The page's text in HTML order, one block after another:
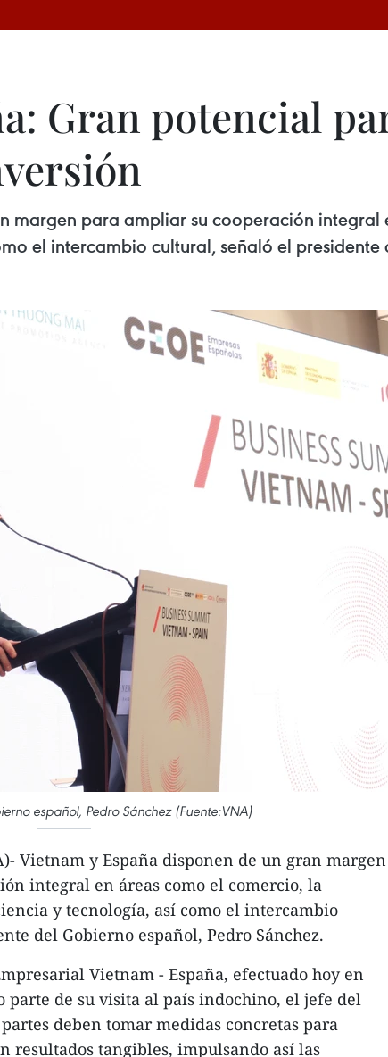
Gran potencial
margen para ampliar su cooperación
el intercambio cultural, señaló el presidente
español, Pedro Sánchez (Fuente:VNA)
Vietnam y España disponen de un gran margen
integral en áreas como el comercio, la
y tecnología, así como el intercambio
del Gobierno español, Pedro Sánchez.
Vietnam - España, efectuado hoy en
parte de su visita al país indochino, el jefe del
deben tomar medidas concretas para
resultados tangibles, impulsando así las